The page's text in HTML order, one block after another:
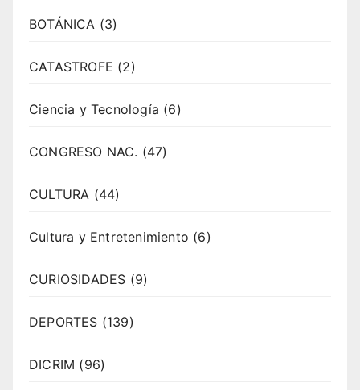
BOTÁNICA (3)
CATASTROFE (2)
Ciencia y Tecnología (6)
CONGRESO NAC. (47)
CULTURA (44)
Cultura y Entretenimiento (6)
CURIOSIDADES (9)
DEPORTES (139)
DICRIM (96)